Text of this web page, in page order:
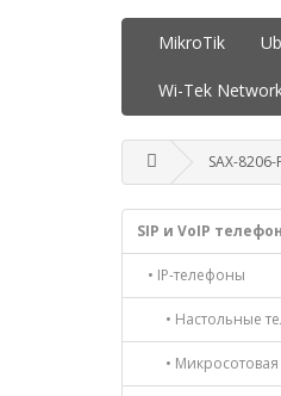
MikroTik
Wi-Tek
SAX-8206-
SIP и VoIP
• IP-телефоны
• Настольные
• Микросотовая